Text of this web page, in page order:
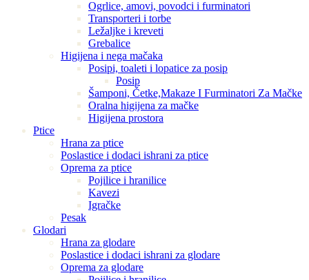
Ogrlice, amovi, povodci i furminatori
Transporteri i torbe
Ležaljke i kreveti
Grebalice
Higijena i nega mačaka
Posipi, toaleti i lopatice za posip
Posip
Šamponi, Četke,Makaze I Furminatori Za Mačke
Oralna higijena za mačke
Higijena prostora
Ptice
Hrana za ptice
Poslastice i dodaci ishrani za ptice
Oprema za ptice
Pojilice i hranilice
Kavezi
Igračke
Pesak
Glodari
Hrana za glodare
Poslastice i dodaci ishrani za glodare
Oprema za glodare